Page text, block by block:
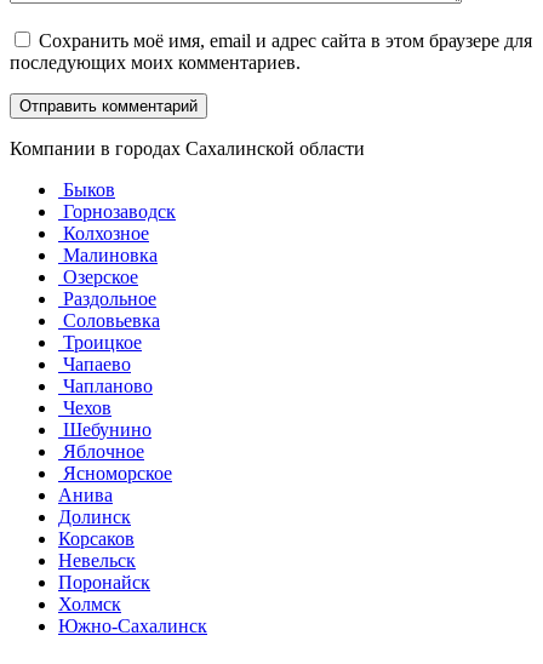
Сохранить моё имя, email и адрес сайта в этом браузере для
последующих моих комментариев.
Компании в городах Сахалинской области
Быков
Горнозаводск
Колхозное
Малиновка
Озерское
Раздольное
Соловьевка
Троицкое
Чапаево
Чапланово
Чехов
Шебунино
Яблочное
Ясноморское
Анива
Долинск
Корсаков
Невельск
Поронайск
Холмск
Южно-Сахалинск